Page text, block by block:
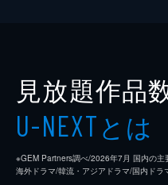
見放題作品
U-NEXTとは
※GEM Partners調べ/2026年7⽉ 国内の
海外ドラマ/韓流・アジアドラマ/国内ドラ